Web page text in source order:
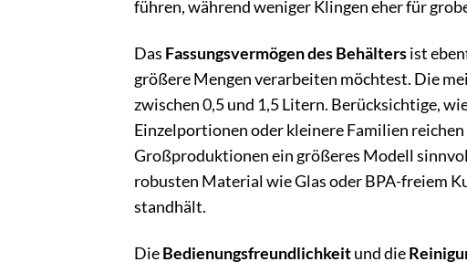
führen, während weniger Klingen eher für
Das Fassungsvermögen des Behältersist
größere Mengen verarbeiten möchtest. Die
zwischen 0,5 und 1,5 Litern. Berücksichtige,
Einzelportionen oder kleinere Familien
Großproduktionen ein größeres Modell
robusten Material wie Glas oder BPA-freiem
standhält.
DieBedienungsfreundlichkeitund die